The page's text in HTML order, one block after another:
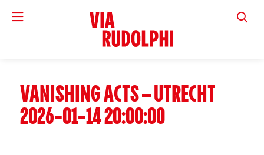
VIA
VANISHING ACTS – UTRECHT
2026-01-14 20:00:00